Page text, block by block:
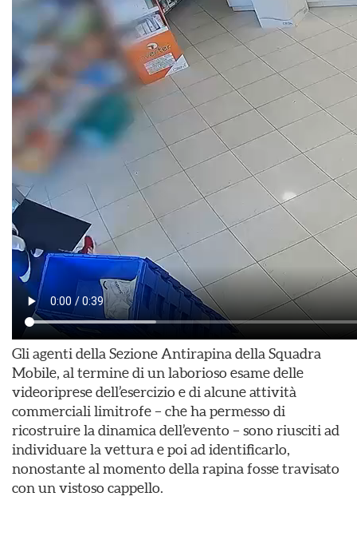
Gli agenti della Sezione Antirapina della Squadra
Mobile, al termine di un laborioso esame delle
videoriprese dell’esercizio e di alcune attività
commerciali limitrofe – che ha permesso di
ricostruire la dinamica dell’evento – sono riusciti ad
individuare la vettura e poi ad identificarlo,
nonostante al momento della rapina fosse travisato
con un vistoso cappello.